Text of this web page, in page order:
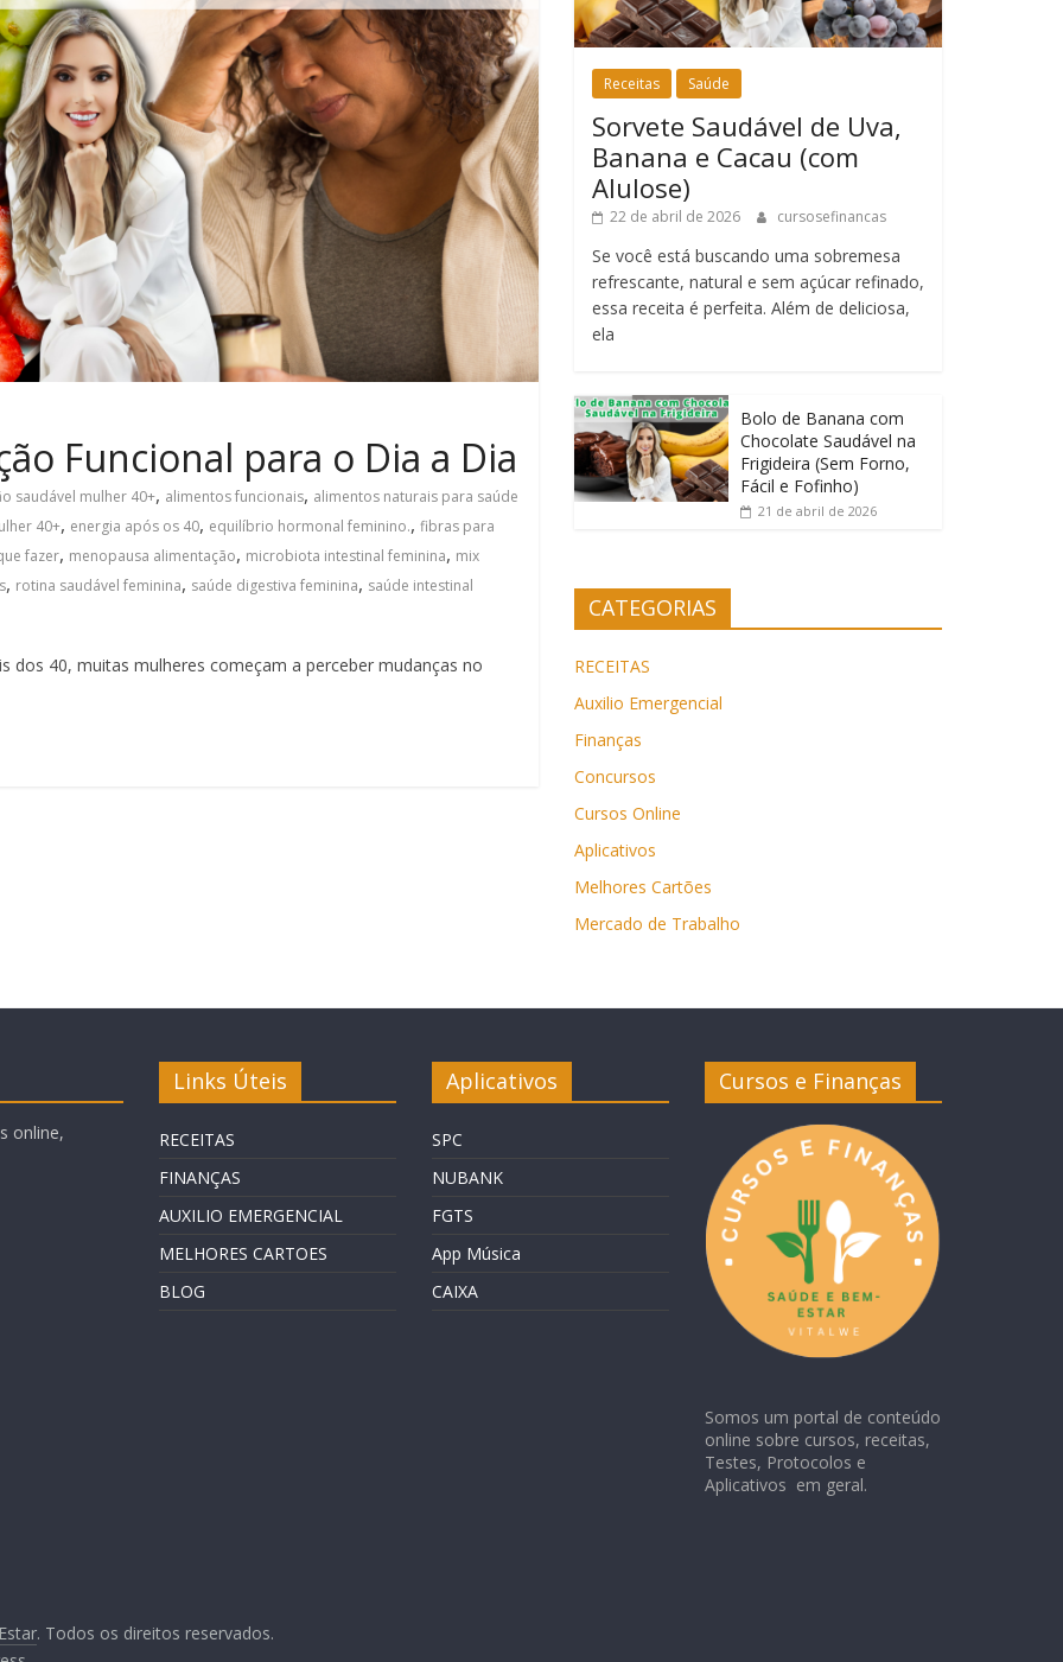
Funcional para o Dia a Dia
saudável mulher 40+, alimentos funcionais, alimentos naturais para saúde
40+, energia após os 40, equilíbrio hormonal feminino., fibras para
fazer, menopausa alimentação, microbiota intestinal feminina, mix
, rotina saudável feminina, saúde digestiva feminina, saúde intestinal
dos 40, muitas mulheres começam a perceber mudanças no
Receitas Saúde
Sorvete Saudável de Uva,
Banana e Cacau (com
Alulose)
22 de abril de 2026 cursosefinancas
Se você está buscando uma sobremesa
refrescante, natural e sem açúcar refinado,
essa receita é perfeita. Além de deliciosa,
ela
Bolo de Banana com
Chocolate Saudável na
Frigideira (Sem Forno,
Fácil e Fofinho)
21 de abril de 2026
CATEGORIAS
RECEITAS
Auxilio Emergencial
Finanças
Concursos
Cursos Online
Aplicativos
Melhores Cartões
Mercado de Trabalho
online,
Links Úteis
RECEITAS
FINANÇAS
AUXILIO EMERGENCIAL
MELHORES CARTOES
BLOG
Aplicativos
SPC
NUBANK
FGTS
App Música
CAIXA
Cursos e Finanças
Somos um portal de conteúdo
online sobre cursos, receitas,
Testes, Protocolos e
Aplicativos em geral.
. Todos os direitos reservados.